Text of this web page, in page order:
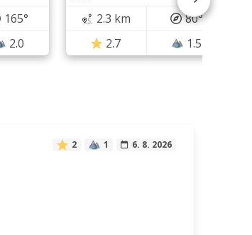
165°
2.0
2.3 km
80°
2.7
1.5
2 1 6. 8. 2026